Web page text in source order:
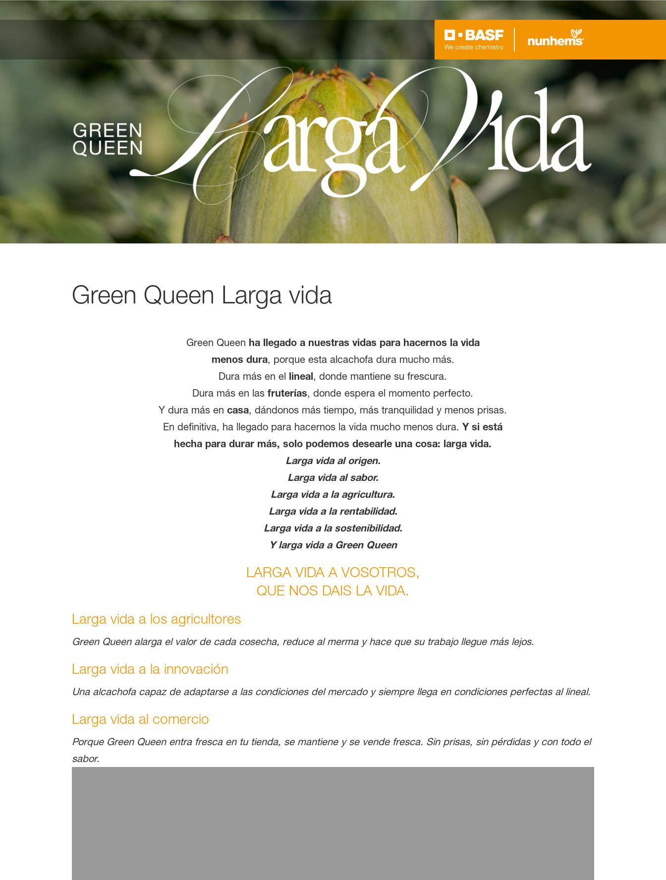
Green Queen Larga vida
Green Queen ha llegado a nuestras vidas para hacernos la vida
menos dura, porque esta alcachofa dura mucho más.
Dura más en el lineal, donde mantiene su frescura.
Dura más en lasfruterías, donde espera el momento perfecto.
Y dura más encasa, dándonos más tiempo, más tranquilidad y menos prisas.
En definitiva, ha llegado para hacernos la vida mucho menos dura.Y si está
hecha para durar más, solo podemos desearle una cosa: larga vida.
Larga vida al origen.
Larga vida al sabor.
Larga vida a la agricultura.
Larga vida a la rentabilidad.
Larga vida a la sostenibilidad.
Y larga vida a Green Queen
LARGA VIDA A VOSOTROS,
QUE NOS DAIS LA VIDA.
Larga vida a los agricultores
Green Queen alarga el valor de cada cosecha, reduce al merma y hace que su trabajo llegue más lejos.
Larga vida a la innovación
Una alcachofa capaz de adaptarse a las condiciones del mercado y siempre llega en condiciones perfectas al lineal.
Larga vida al comercio
Porque Green Queen entra fresca en tu tienda, se mantiene y se vende fresca. Sin prisas, sin pérdidas y con todo el
sabor.